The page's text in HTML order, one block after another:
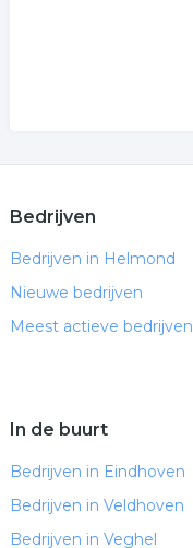
Bedrijven
Bedrijven in Helmond
Nieuwe bedrijven
Meest actieve bedrijven
In de buurt
Bedrijven in Eindhoven
Bedrijven in Veldhoven
Bedrijven in Veghel